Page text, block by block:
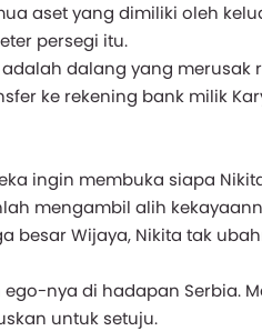
aset yang dimiliki oleh
persegi itu.
dalang yang merusak
ke rekening bank milik
ingin membuka siapa
mengambil alih
besar Wijaya, Nikita tak
nya di hadapan Serbia.
untuk setuju.